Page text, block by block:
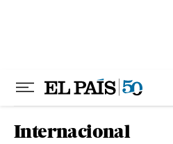
Internacional